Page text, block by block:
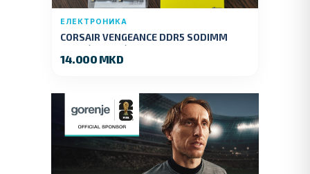
ЕЛЕКТРОНИКА
CORSAIR VENGEANCE DDR5 SODIMM
32GB (2x16GB) DDR5 4800MT/s
14.000 MKD